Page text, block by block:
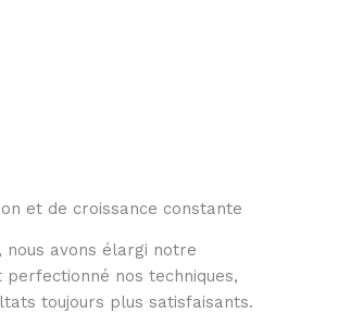
et de croissance constante
nous avons élargi notre
nos techniques,
toujours plus satisfaisants.